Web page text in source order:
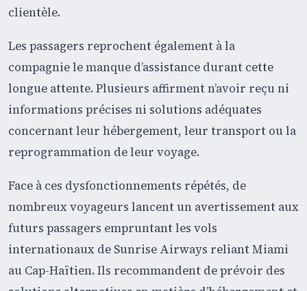
clientèle.
Les passagers reprochent également à la
compagnie le manque d’assistance durant cette
longue attente. Plusieurs affirment n’avoir reçu ni
informations précises ni solutions adéquates
concernant leur hébergement, leur transport ou la
reprogrammation de leur voyage.
Face à ces dysfonctionnements répétés, de
nombreux voyageurs lancent un avertissement aux
futurs passagers empruntant les vols
internationaux de Sunrise Airways reliant Miami
au Cap-Haïtien. Ils recommandent de prévoir des